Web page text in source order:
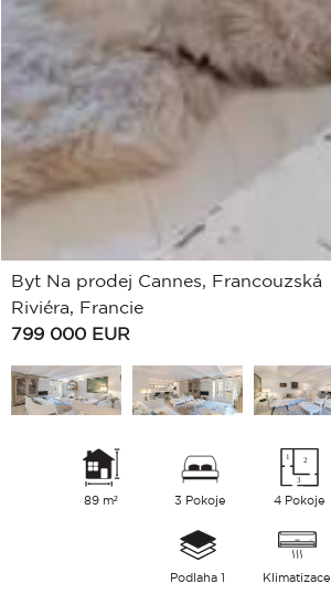
Byt Na prodej Cannes, Francouzská
Riviéra, Francie
799 000 EUR
89 m² 3 Pokoje 4 Pokoje
Podlaha 1 Klimatizace